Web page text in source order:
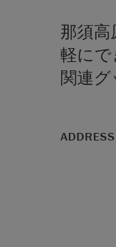
那須高
軽にで
関連グ
ADDRESS